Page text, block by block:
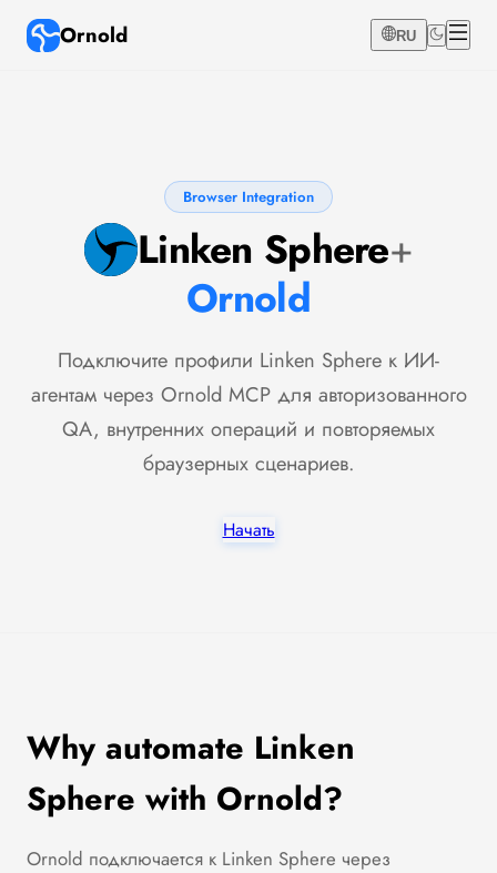
Ornold RU
Browser Integration
Linken Sphere+
Ornold
Подключите профили Linken Sphere к ИИ-
агентам через Ornold MCP для авторизованного
QA, внутренних операций и повторяемых
браузерных сценариев.
Начать
Why automate Linken
Sphere with Ornold?
Ornold подключается к Linken Sphere через